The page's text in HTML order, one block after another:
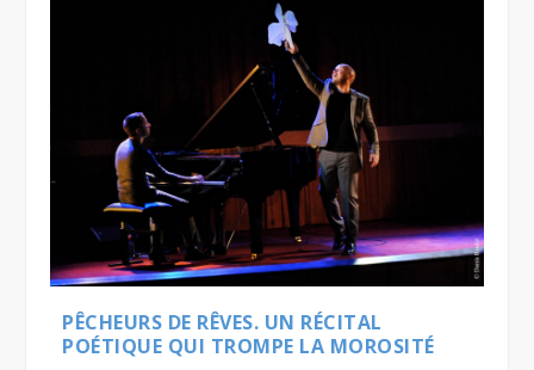
PÊCHEURS DE RÊVES. UN RÉCITAL
POÉTIQUE QUI TROMPE LA MOROSITÉ